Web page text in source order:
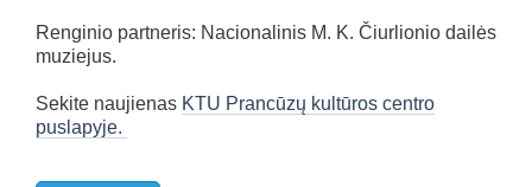
Renginio partneris: Nacionalinis M. K. Čiurlionio dailės
muziejus.
Sekite naujienas KTU Prancūzų kultūros centro
puslapyje.